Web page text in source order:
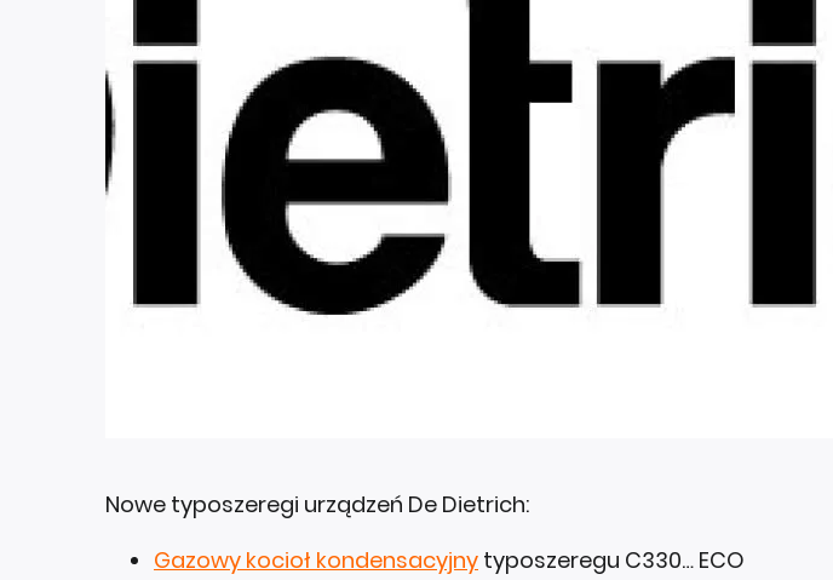
Nowe typoszeregi urządzeń De Dietrich:
Gazowy kocioł kondensacyjny typoszeregu C330… ECO